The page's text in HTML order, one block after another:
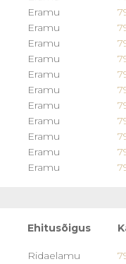
Eramu
Eramu
Eramu
Eramu
Eramu
Eramu
Eramu
Eramu
Eramu
Eramu
Eramu
Ehitusõigus
Ridaelamu